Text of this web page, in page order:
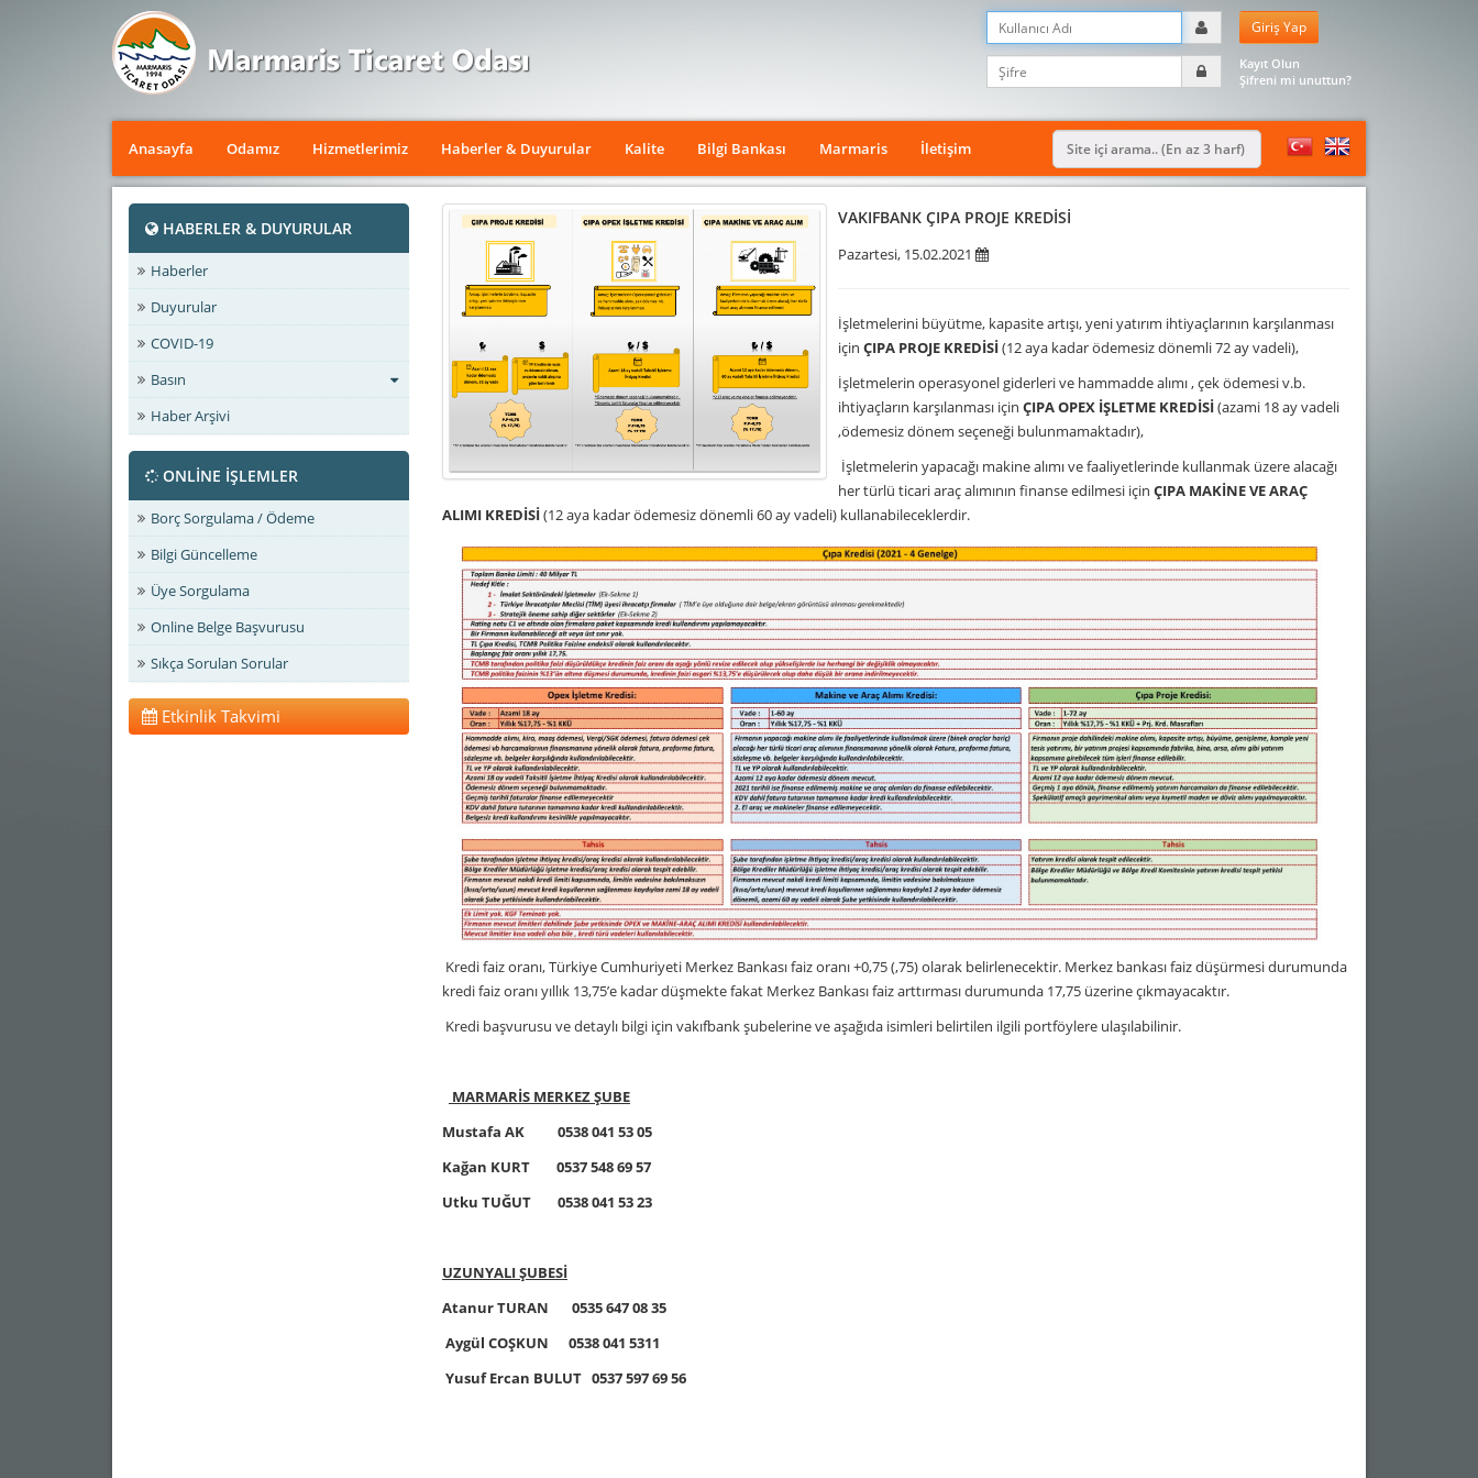
Kayıt Olun
Şifreni mi unuttun?
Anasayfa Odamız Hizmetlerimiz Haberler & Duyurular Kalite Bilgi Bankası Marmaris İletişim
HABERLER & DUYURULAR
Haberler
Duyurular
COVID-19
Basın
Haber Arşivi
ONLİNE İŞLEMLER
Borç Sorgulama / Ödeme
Bilgi Güncelleme
Üye Sorgulama
Online Belge Başvurusu
Sıkça Sorulan Sorular
Etkinlik Takvimi
VAKIFBANK ÇIPA PROJE KREDİSİ
Pazartesi, 15.02.2021
İşletmelerini büyütme, kapasite artışı, yeni yatırım ihtiyaçlarının karşılanması
için ÇIPA PROJE KREDİSİ(12 aya kadar ödemesiz dönemli 72 ay vadeli),
İşletmelerin operasyonel giderleri ve hammadde alımı , çek ödemesi v.b.
ihtiyaçların karşılanması için ÇIPA OPEX İŞLETME KREDİSİ(azami 18 ay vadeli
,ödemesiz dönem seçeneği bulunmamaktadır),
İşletmelerin yapacağı makine alımı ve faaliyetlerinde kullanmak üzere alacağı
her türlü ticari araç alımının finanse edilmesi için ÇIPA MAKİNE VE ARAÇ
ALIMI KREDİSİ(12 aya kadar ödemesiz dönemli 60 ay vadeli) kullanabileceklerdir.
Kredi faiz oranı, Türkiye Cumhuriyeti Merkez Bankası faiz oranı +0,75 (,75) olarak belirlenecektir. Merkez bankası faiz düşürmesi durumunda
kredi faiz oranı yıllık 13,75’e kadar düşmekte fakat Merkez Bankası faiz arttırması durumunda 17,75 üzerine çıkmayacaktır.
Kredi başvurusu ve detaylı bilgi için vakıfbank şubelerine ve aşağıda isimleri belirtilen ilgili portföylere ulaşılabilinir.
MARMARİS MERKEZ ŞUBE
Mustafa AK 0538 041 53 05
Kağan KURT 0537 548 69 57
Utku TUĞUT 0538 041 53 23
UZUNYALI ŞUBESİ
Atanur TURAN 0535 647 08 35
Aygül COŞKUN 0538 041 5311
Yusuf Ercan BULUT 0537 597 69 56